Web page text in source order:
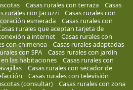
Casas rurales con terraza
Casas
rurales con Jacuzzi
Casas rurales con
esmerada
Casas rurales con
rurales que aceptan tarjeta de
a internet
Casas rurales con
con chimenea
Casas rurales adaptadas
con SPA
Casas rurales con jardín
las habitaciones
Casas rurales con
Casas rurales con secador de
Casas rurales con televisión
(consultar)
Casas rurales con zona